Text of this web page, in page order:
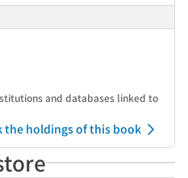
and databases linked to
the holdings of this book